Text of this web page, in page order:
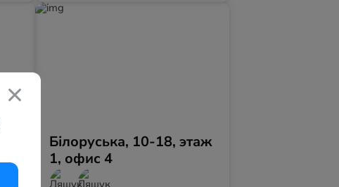
Білоруська, 10-18, этаж
1, офис 4